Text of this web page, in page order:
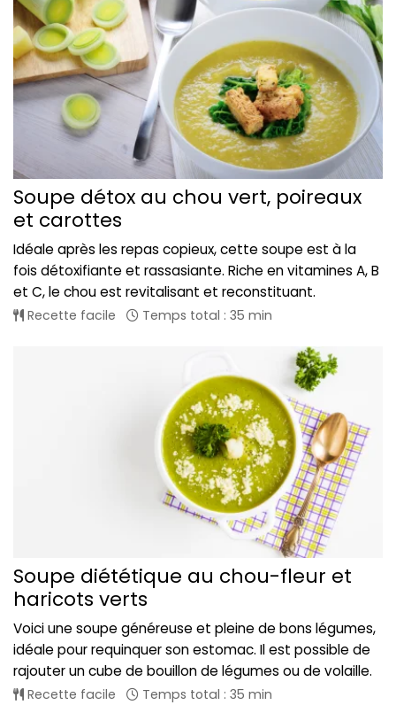
Soupe détox au chou vert, poireaux
et carottes
Idéale après les repas copieux, cette soupe est à la
fois détoxifiante et rassasiante. Riche en vitamines A, B
et C, le chou est revitalisant et reconstituant.
Recette facile Temps total : 35 min
Soupe diététique au chou-fleur et
haricots verts
Voici une soupe généreuse et pleine de bons légumes,
idéale pour requinquer son estomac. Il est possible de
rajouter un cube de bouillon de légumes ou de volaille.
Recette facile Temps total : 35 min